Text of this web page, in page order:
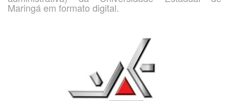
Maringá em formato digital.